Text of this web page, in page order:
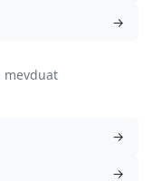
→
mevduat
→
→